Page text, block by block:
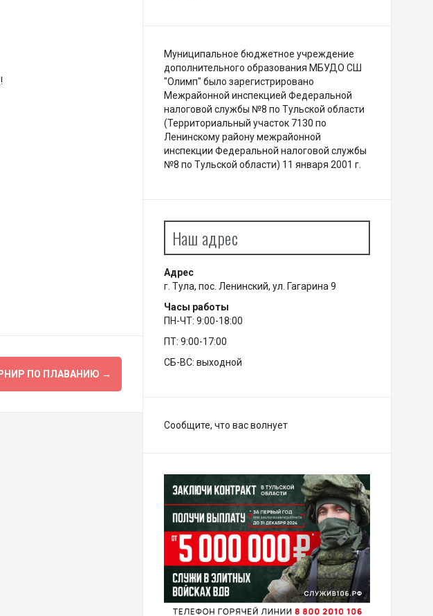
ПО ПЛАВАНИЮ →
Муниципальное бюджетное учреждение
дополнительного образования МБУДО СШ
"Олимп" было зарегистрировано
Межрайонной инспекцией Федеральной
налоговой службы №8 по Тульской области
(Территориальный участок 7130 по
Ленинскому району межрайонной
инспекции Федеральной налоговой службы
№8 по Тульской области) 11 января 2001 г.
Наш адрес
Адрес
г. Тула, пос. Ленинский, ул. Гагарина 9
Часы работы
ПН-ЧТ: 9:00-18:00
ПТ: 9:00-17:00
СБ-ВС: выходной
Сообщите, что вас волнует